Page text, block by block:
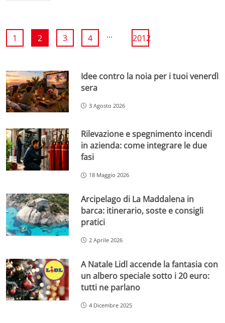
1 2 3 4 ... 2012
Idee contro la noia per i tuoi venerdì
sera
3 Agosto 2026
Rilevazione e spegnimento incendi
in azienda: come integrare le due
fasi
18 Maggio 2026
Arcipelago di La Maddalena in
barca: itinerario, soste e consigli
pratici
2 Aprile 2026
A Natale Lidl accende la fantasia con
un albero speciale sotto i 20 euro:
tutti ne parlano
4 Dicembre 2025